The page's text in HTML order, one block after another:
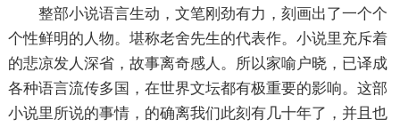
整部小说语言生动，文笔刚劲有力，刻画出了一个个
个性鲜明的人物。堪称老舍先生的代表作。小说里充斥着
的悲凉发人深省，故事离奇感人。所以家喻户晓，已译成
各种语言流传多国，在世界文坛都有极重要的影响。这部
小说里所说的事情，的确离我们此刻有几十年了，并且也